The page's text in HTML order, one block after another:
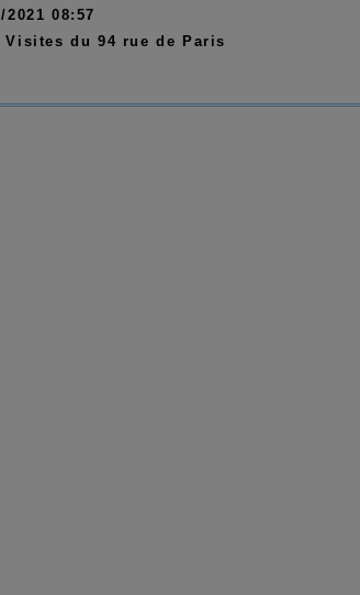
2021 08:57
Visites du 94 rue de Paris